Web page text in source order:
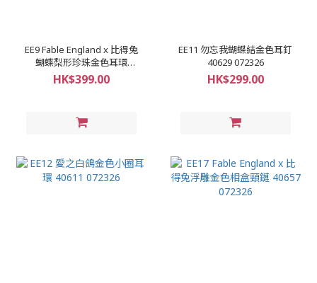
EE9 Fable England x 比得兔
蝴蝶梨形珍珠金色耳環
40649 072326
HK$399.00
EE11 勿忘我蝴蝶結金色耳釘
40629 072326
HK$299.00